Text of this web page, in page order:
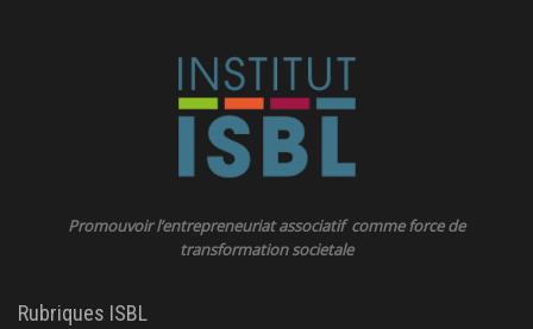
Promouvoir l’entrepreneuriat associatif comme force de
transformation societale
Rubriques ISBL